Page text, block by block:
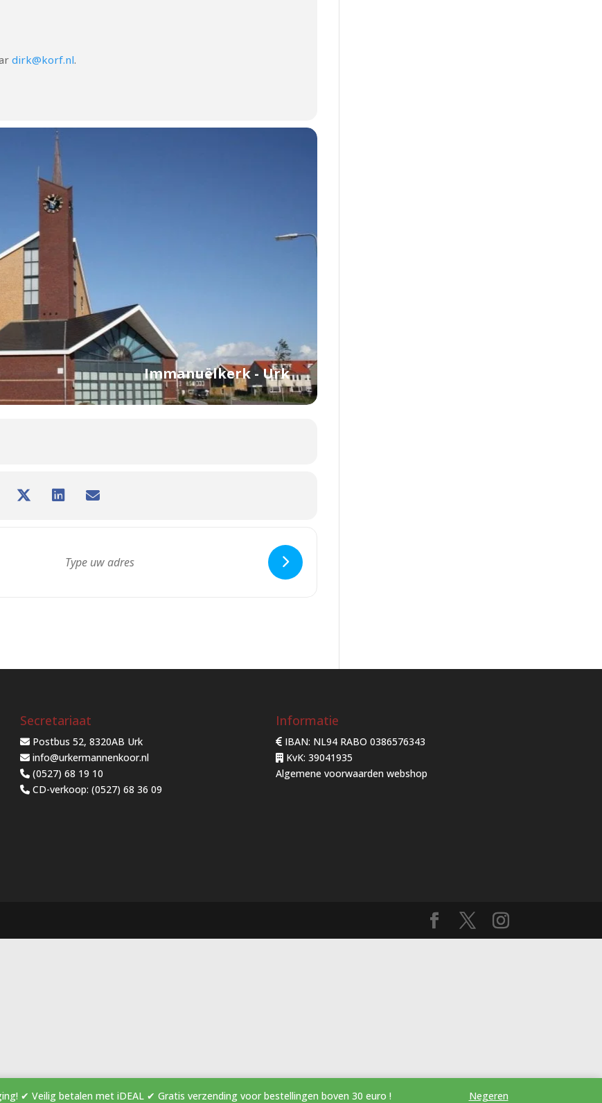
✔ Veilig betalen met iDEAL ✔ Gratis verzending voor bestellingen boven 30 euro ! Negeren
dirk@korf.nl.
Immanuëlkerk - Urk
Secretariaat
Postbus 52, 8320AB Urk
info@urkermannenkoor.nl
(0527) 68 19 10
CD-verkoop: (0527) 68 36 09
Informatie
IBAN: NL94 RABO 0386576343
KvK: 39041935
Algemene voorwaarden webshop